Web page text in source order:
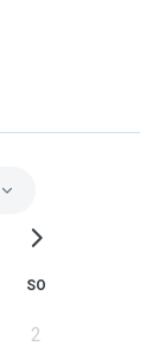
SO
2